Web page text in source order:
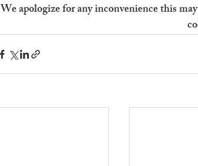
We apologize for any inconvenience this